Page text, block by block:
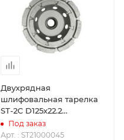
Двухрядная
шлифовальная тарелка
ST-2C D125х22.2
DR.SCHULZE
ST21000045
Под заказ
Арт. : ST21000045